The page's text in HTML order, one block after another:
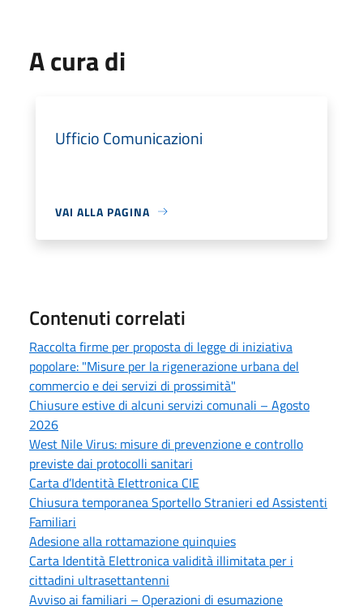
A cura di
Ufficio Comunicazioni
VAI ALLA PAGINA
Contenuti correlati
Raccolta firme per proposta di legge di iniziativa
popolare: "Misure per la rigenerazione urbana del
commercio e dei servizi di prossimità"
Chiusure estive di alcuni servizi comunali – Agosto
2026
West Nile Virus: misure di prevenzione e controllo
previste dai protocolli sanitari
Carta d’Identità Elettronica CIE
Chiusura temporanea Sportello Stranieri ed Assistenti
Familiari
Adesione alla rottamazione quinquies
Carta Identità Elettronica validità illimitata per i
cittadini ultrasettantenni
Avviso ai familiari – Operazioni di esumazione